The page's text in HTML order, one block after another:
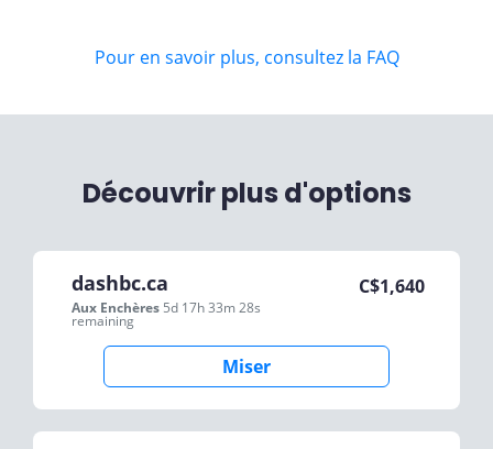
Pour en savoir plus, consultez la FAQ
Découvrir plus d'options
dashbc.ca
Aux Enchères 5d 17h 33m 28s
remaining
C$1,640
Miser